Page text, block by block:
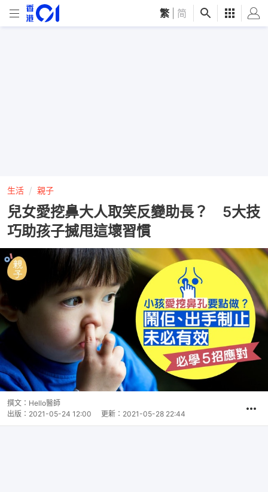
繁 简
生活 親子
兒女愛挖鼻大人取笑反變助長？ 5大技
巧助孩子搣甩這壞習慣
撰文： Hello醫師
出版： 2021-05-24 12:00 更新： 2021-05-28 22:44